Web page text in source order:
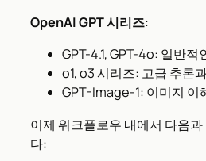
OpenAI GPT 시리즈:
GPT-4.1, GPT-4o: 일반적
o1, o3 시리즈: 고급 추론
GPT-Image-1: 이미지 이
이제 워크플로우 내에서 다음
다: